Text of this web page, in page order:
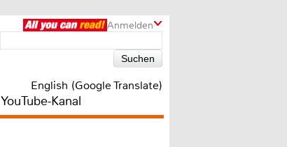
Anmelden
English (Google Translate)
YouTube-Kanal